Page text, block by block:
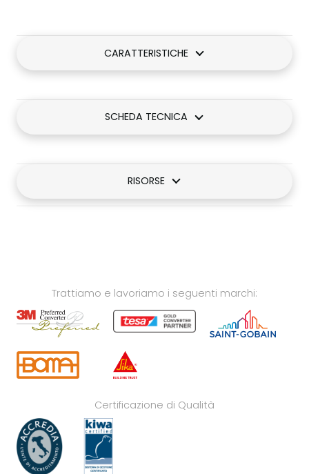
CARATTERISTICHE
SCHEDA TECNICA
RISORSE
Trattiamo e lavoriamo i seguenti marchi:
Certificazione di Qualità